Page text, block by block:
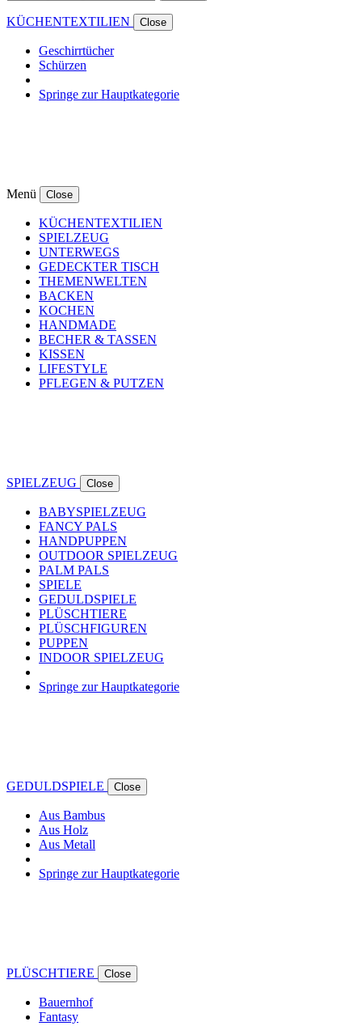
KÜCHENTEXTILIEN Close
Geschirrtücher
Schürzen
Springe zur Hauptkategorie
Menü Close
KÜCHENTEXTILIEN
SPIELZEUG
UNTERWEGS
GEDECKTER TISCH
THEMENWELTEN
BACKEN
KOCHEN
HANDMADE
BECHER & TASSEN
KISSEN
LIFESTYLE
PFLEGEN & PUTZEN
SPIELZEUG Close
BABYSPIELZEUG
FANCY PALS
HANDPUPPEN
OUTDOOR SPIELZEUG
PALM PALS
SPIELE
GEDULDSPIELE
PLÜSCHTIERE
PLÜSCHFIGUREN
PUPPEN
INDOOR SPIELZEUG
Springe zur Hauptkategorie
GEDULDSPIELE Close
Aus Bambus
Aus Holz
Aus Metall
Springe zur Hauptkategorie
PLÜSCHTIERE Close
Bauernhof
Fantasy